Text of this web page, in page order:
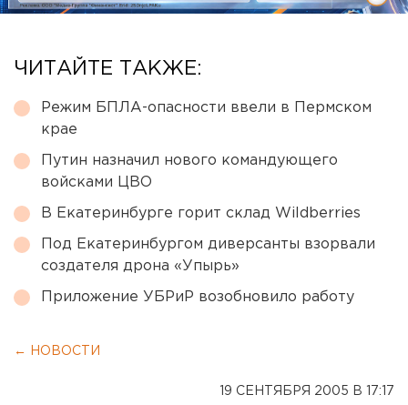
ЧИТАЙТЕ ТАКЖЕ:
Режим БПЛА-опасности ввели в Пермском
крае
Путин назначил нового командующего
войсками ЦВО
В Екатеринбурге горит склад Wildberries
Под Екатеринбургом диверсанты взорвали
создателя дрона «Упырь»
Приложение УБРиР возобновило работу
← НОВОСТИ
19 СЕНТЯБРЯ 2005 В 17:17